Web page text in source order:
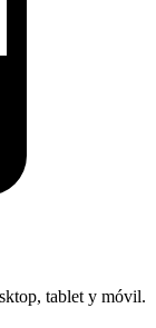
tablet y móvil.